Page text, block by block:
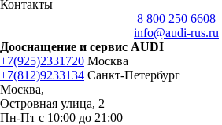
Контакты
8 800 250 6608
info@audi-rus.ru
Дооснащение и сервис AUDI
+7(925)2331720 Москва
+7(812)9233134 Санкт-Петербург
Москва,
Островная улица, 2
Пн-Пт с 10:00 до 21:00